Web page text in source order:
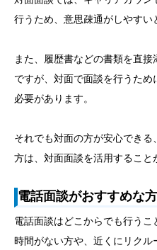
行うため、意思疎通がしやすい
また、履歴書などの書類を直接
ですが、対面で面談を行うた
必要があります。
それでも対面の方が安心でき
方は、対面面談を活用すること
電話面談がおすすめな方
電話面談はどこからでも行う
時間がない方や、近くにリク